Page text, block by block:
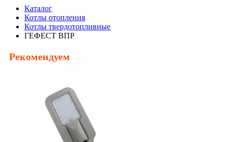
Каталог
Котлы отопления
Котлы твердотопливные
ГЕФЕСТ ВПР
Рекомендуем